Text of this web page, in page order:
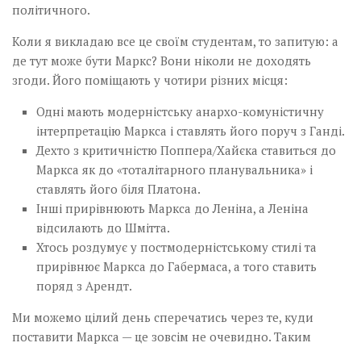
політичного.
Коли я викладаю все це своїм студентам, то запитую: а
де тут може бути Маркс? Вони ніколи не доходять
згоди. Його поміщають у чотири різних місця:
Одні мають модерністську анархо-комуністичну
інтерпретацію Маркса і ставлять його поруч з Ганді.
Дехто з критичністю Поппера/Хайєка ставиться до
Маркса як до «тоталітарного планувальника» і
ставлять його біля Платона.
Інші прирівнюють Маркса до Леніна, а Леніна
відсилають до Шмітта.
Хтось роздумує у постмодерністському стилі та
прирівнює Маркса до Габермаса, а того ставить
поряд з Арендт.
Ми можемо цілий день сперечатись через те, куди
поставити Маркса — це зовсім не очевидно. Таким